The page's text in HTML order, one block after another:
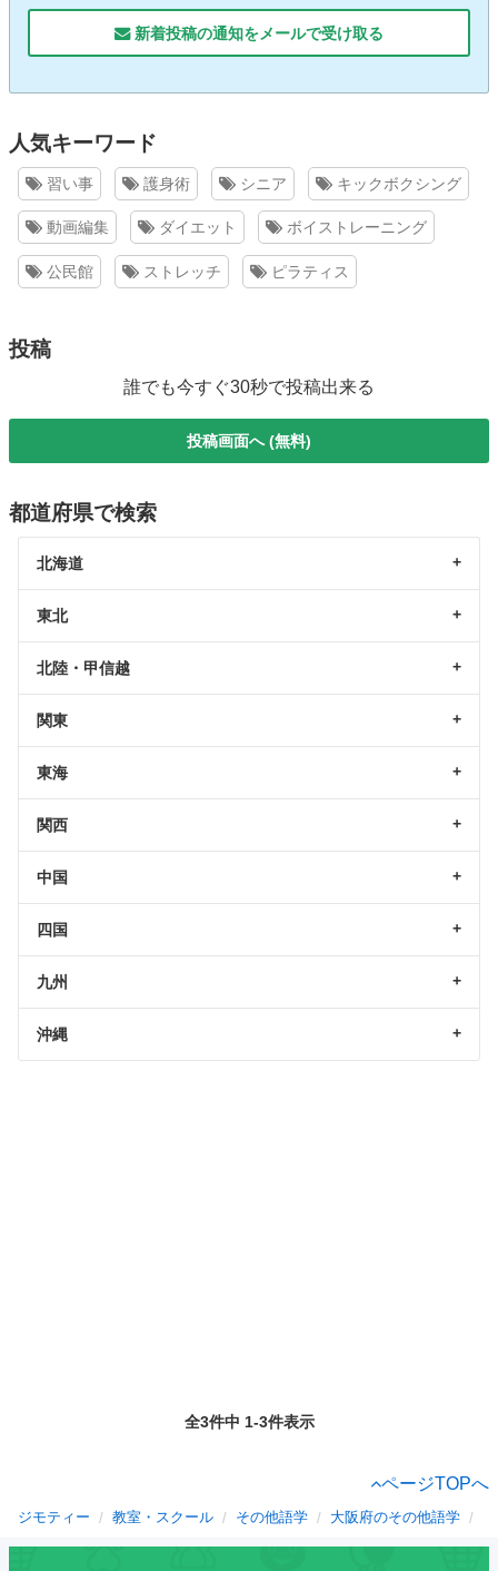
新着投稿の通知をメールで受け取る
人気キーワード
習い事 護身術 シニア キックボクシング
動画編集 ダイエット ボイストレーニング
公民館 ストレッチ ピラティス
投稿
誰でも今すぐ30秒で投稿出来る
投稿画面へ (無料)
都道府県で検索
北海道
東北
北陸・甲信越
関東
東海
関西
中国
四国
九州
沖縄
全3件中 1-3件表示
ページTOPへ
ジモティー 教室・スクール その他語学 大阪府のその他語学